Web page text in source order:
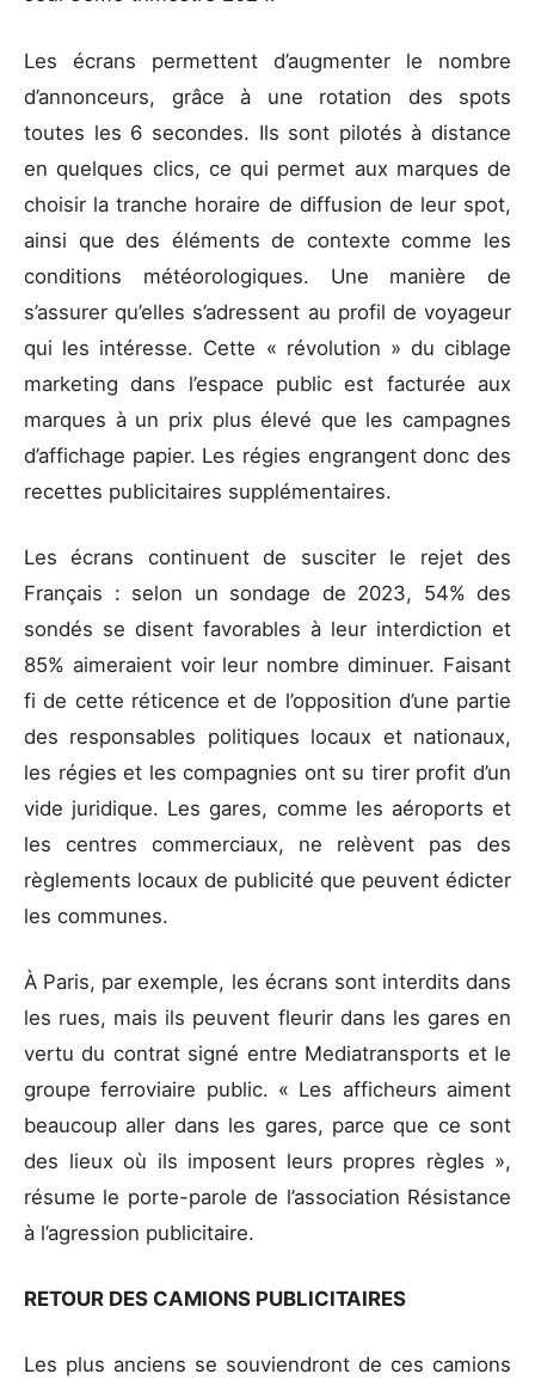
Les écrans permettent d’augmenter le nombre
d’annonceurs, grâce à une rotation des spots
toutes les 6 secondes. Ils sont pilotés à distance
en quelques clics, ce qui permet aux marques de
choisir la tranche horaire de diffusion de leur spot,
ainsi que des éléments de contexte comme les
conditions météorologiques. Une manière de
s’assurer qu’elles s’adressent au profil de voyageur
qui les intéresse. Cette « révolution » du ciblage
marketing dans l’espace public est facturée aux
marques à un prix plus élevé que les campagnes
d’affichage papier. Les régies engrangent donc des
recettes publicitaires supplémentaires.
Les écrans continuent de susciter le rejet des
Français : selon un sondage de 2023, 54% des
sondés se disent favorables à leur interdiction et
85% aimeraient voir leur nombre diminuer. Faisant
fi de cette réticence et de l’opposition d’une partie
des responsables politiques locaux et nationaux,
les régies et les compagnies ont su tirer profit d’un
vide juridique. Les gares, comme les aéroports et
les centres commerciaux, ne relèvent pas des
règlements locaux de publicité que peuvent édicter
les communes.
À Paris, par exemple, les écrans sont interdits dans
les rues, mais ils peuvent fleurir dans les gares en
vertu du contrat signé entre Mediatransports et le
groupe ferroviaire public. « Les afficheurs aiment
beaucoup aller dans les gares, parce que ce sont
des lieux où ils imposent leurs propres règles »,
résume le porte-parole de l’association Résistance
à l’agression publicitaire.
RETOUR DES CAMIONS PUBLICITAIRES
Les plus anciens se souviendront de ces camions